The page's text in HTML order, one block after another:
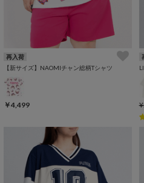
再入荷
【新サイズ】NAOMIチャン総柄Tシャツ
￥4,499